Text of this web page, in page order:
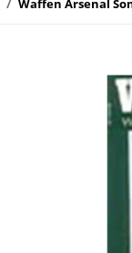
Waffen Arsenal